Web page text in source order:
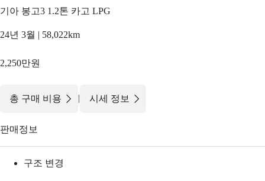
기아 봉고3 1.2톤 카고 LPG
24년 3월 | 58,022km
2,250만원
총 구매 비용 | 시세 정보
판매정보
구조 변경